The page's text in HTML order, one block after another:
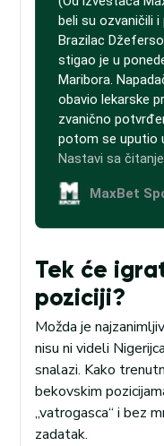
Tek će
poziciji?
Možda je
nisu ni videli
snalazi. Kako
bekovskim
„vatrogasca“ i bez
zadatak.